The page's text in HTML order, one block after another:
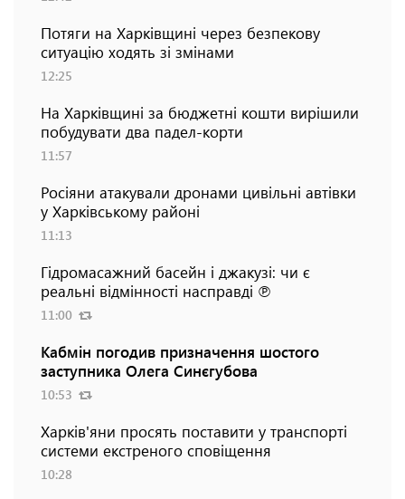
Потяги на Харківщині через безпекову
ситуацію ходять зі змінами
12:25
На Харківщині за бюджетні кошти вирішили
побудувати два падел-корти
11:57
Росіяни атакували дронами цивільні автівки
у Харківському районі
11:13
Гідромасажний басейн і джакузі: чи є
реальні відмінності насправді ℗
11:00
Кабмін погодив призначення шостого
заступника Олега Синєгубова
10:53
Харків'яни просять поставити у транспорті
системи екстреного сповіщення
10:28